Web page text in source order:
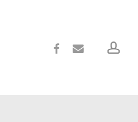
FACEBOOK
EMAIL